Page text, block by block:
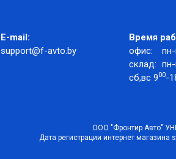
E-mail:
support@f-avto.by
Время
офис:
склад:
сб,вс 900-
ООО "Фронтир Авто"
Дата регистрации интернет магазина